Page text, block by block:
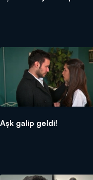
Aşk galip geldi!